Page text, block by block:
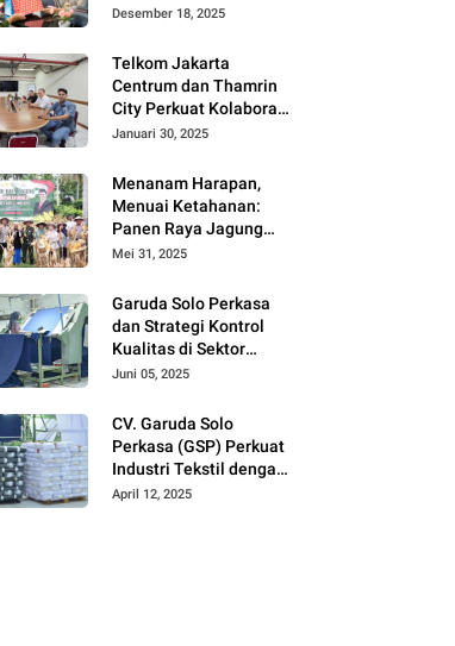
Transaksi Lebih Cepat
Desember 18, 2025
Telkom Jakarta
Centrum dan Thamrin
City Perkuat Kolaborasi
Kawasan Bisnis dan
Januari 30, 2025
Menanam Harapan,
Menuai Ketahanan:
Panen Raya Jagung
Warnai Sinergi Polres
Moutong
Mei 31, 2025
Garuda Solo Perkasa
dan Strategi Kontrol
Kualitas di Sektor
Tekstil
Juni 05, 2025
CV. Garuda Solo
Perkasa (GSP) Perkuat
Industri Tekstil dengan
Produksi Kain Greige
April 12, 2025